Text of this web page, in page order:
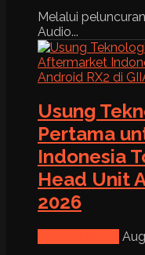
Melalui
Audio...
Usung
Pertama
Indonesia
Head Unit
2026